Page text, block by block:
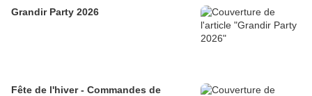
Grandir Party 2026
Fête de l'hiver - Commandes de